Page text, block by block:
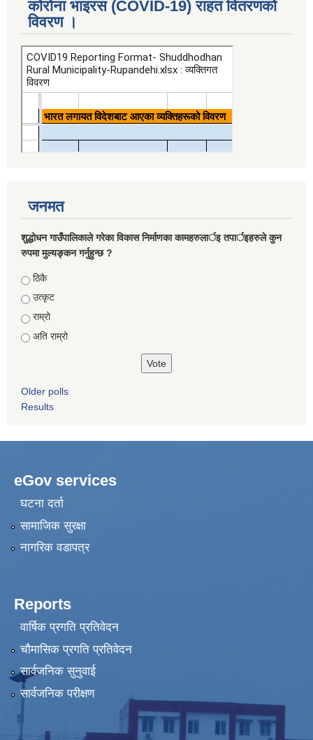
कोरोना भाइरस (COVID-19) राहत वितरणको
विवरण ।
जनमत
शुद्धोधन गाउँपालिकाले गरेका विकास निर्माणका कामहरुलार्इ तपार्इहरुले कुन
रुपमा मुल्यङ्कन गर्नुहुन्छ ?
Choices
ठिकै
उत्कृट
राम्रो
अति राम्रो
Older polls
Results
eGov services
घटना दर्ता
सामाजिक सुरक्षा
नागरिक वडापत्र
Reports
वार्षिक प्रगति प्रतिवेदन
चौमासिक प्रगति प्रतिवेदन
सार्वजनिक सुनुवाई
सार्वजनिक परीक्षण